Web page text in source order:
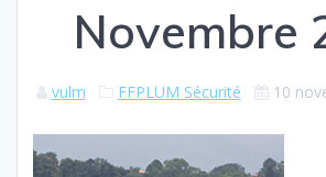
Novembre
vulm FFPLUM Sécurité 10